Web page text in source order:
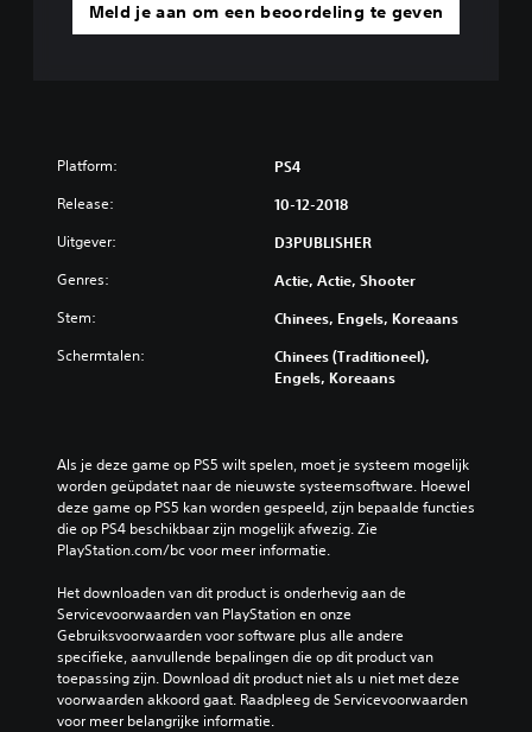
Meld je aan om een beoordeling te geven
Platform: PS4
Release: 10-12-2018
Uitgever: D3PUBLISHER
Genres: Actie, Actie, Shooter
Stem: Chinees, Engels, Koreaans
Schermtalen:
Chinees (Traditioneel),
Engels, Koreaans
Als je deze game op PS5 wilt spelen, moet je systeem mogelijk
worden geüpdatet naar de nieuwste systeemsoftware. Hoewel
deze game op PS5 kan worden gespeeld, zijn bepaalde functies
die op PS4 beschikbaar zijn mogelijk afwezig. Zie
PlayStation.com/bc voor meer informatie.
Het downloaden van dit product is onderhevig aan de
Servicevoorwaarden van PlayStation en onze
Gebruiksvoorwaarden voor software plus alle andere
specifieke, aanvullende bepalingen die op dit product van
toepassing zijn. Download dit product niet als u niet met deze
voorwaarden akkoord gaat. Raadpleeg de Servicevoorwaarden
voor meer belangrijke informatie.